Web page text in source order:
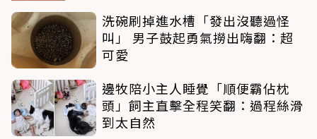
洗碗刷掉進水槽「發出沒聽過怪
叫」 男子鼓起勇氣撈出嗨翻：超
可愛
邊牧陪小主人睡覺「順便霸佔枕
頭」飼主直擊全程笑翻：過程絲滑
到太自然